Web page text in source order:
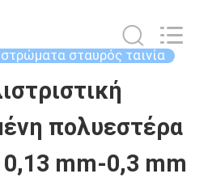
σταυρός ταινία
πολυεστέρα
0,13 mm-0,3 mm